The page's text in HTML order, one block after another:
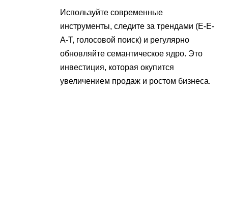
Используйте современные
инструменты, следите за трендами (E-E-
A-T, голосовой поиск) и регулярно
обновляйте семантическое ядро. Это
инвестиция, которая окупится
увеличением продаж и ростом бизнеса.